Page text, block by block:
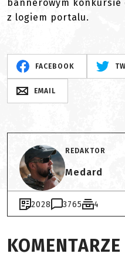
bannerowym
z logiem portalu.
FACEBOOK
EMAIL
REDAKTOR
Medard
2028 3765 4
KOMENTARZE